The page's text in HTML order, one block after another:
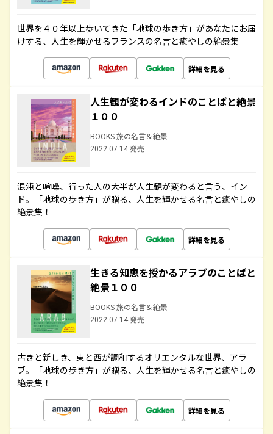
世界を４０年以上歩いてきた「地球の歩き方」があなたにお届
けする、人生を輝かせるフランスの名言と癒やしの絶景集
詳細を見る
人生観が変わるインドのことばと絶景
１００
BOOKS 旅の名言＆絶景
2022.07.14 発売
混沌と喧噪、行った人の大半が人生観が変わると言う、イン
ド。「地球の歩き方」が贈る、人生を輝かせる名言と癒やしの
絶景集！
詳細を見る
生きる知恵を授かるアラブのことばと
絶景１００
BOOKS 旅の名言＆絶景
2022.07.14 発売
古きと新しき、東と西が調和するオリエンタルな世界、アラ
ブ。「地球の歩き方」が贈る、人生を輝かせる名言と癒やしの
絶景集！
詳細を見る